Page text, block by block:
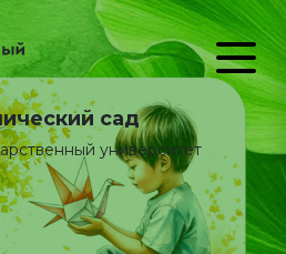
сад
университет